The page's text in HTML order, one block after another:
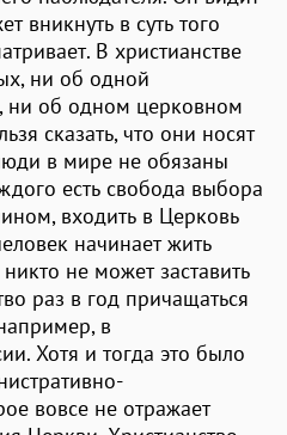
вникнуть в суть того
В христианстве
ни об одной
ни об одном церковном
сказать, что они носят
в мире не обязаны
есть свобода выбора
входить в Церковь
начинает жить
не может заставить
раз в год причащаться
в
Хотя и тогда это было
вовсе не отражает